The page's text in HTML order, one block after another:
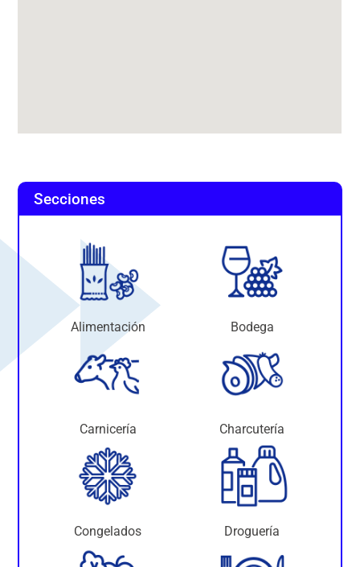
Secciones
Alimentación Bodega
Carnicería Charcutería
Congelados Droguería